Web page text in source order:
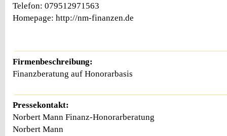
Telefon: 079512971563
Homepage: http://nm-finanzen.de
Firmenbeschreibung:
Finanzberatung auf Honorarbasis
Pressekontakt:
Norbert Mann Finanz-Honorarberatung
Norbert Mann